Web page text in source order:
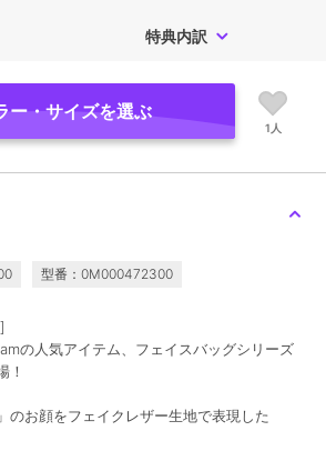
特典内訳
ー・サイズを選ぶ
1人
型番：0M000472300
の人気アイテム、フェイスバッグシリーズ
！
のお顔をフェイクレザー生地で表現した